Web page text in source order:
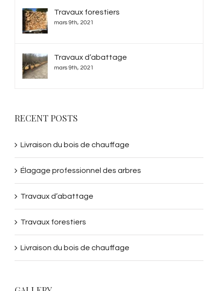
Travaux forestiers
mars 9th, 2021
Travaux d’abattage
mars 9th, 2021
RECENT POSTS
Livraison du bois de chauffage
Élagage professionnel des arbres
Travaux d’abattage
Travaux forestiers
Livraison du bois de chauffage